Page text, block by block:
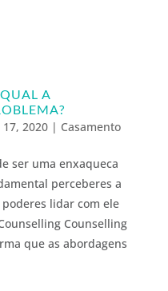
A
17, 2020| Casamento
ser uma enxaqueca
perceberes a
lidar com ele
Counselling
que as abordagens